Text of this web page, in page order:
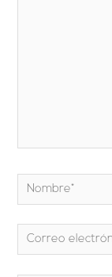
Nombre*
Correo
electrónico*